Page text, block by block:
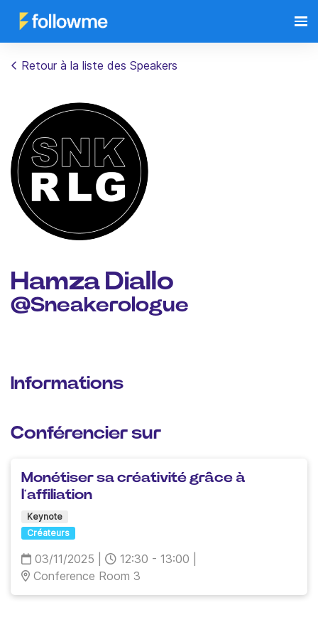
Retour à la liste des Speakers
Hamza Diallo
@Sneakerologue
Informations
Conférencier sur
Monétiser sa créativité grâce à
l’affiliation
Keynote
Créateurs
03/11/2025 12:30 - 13:00
Conference Room 3